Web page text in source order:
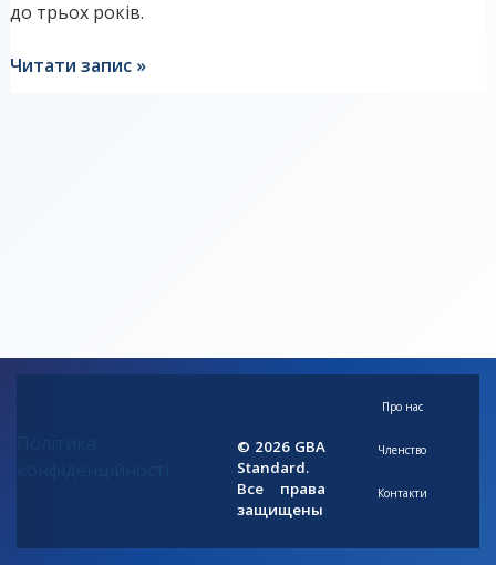
до трьох років.
Читати запис »
© 2026 GBA
Standard.
Все права
защищены
Про нас
Членство
Контакти